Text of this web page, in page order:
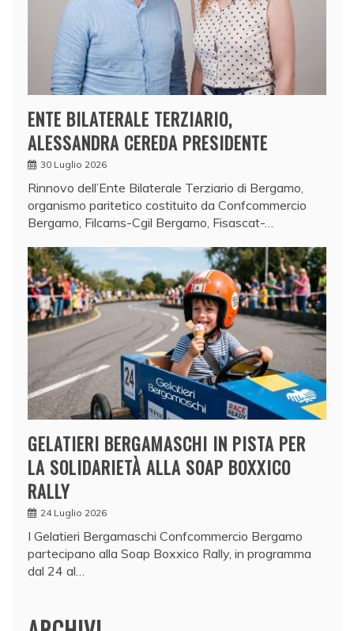
ENTE BILATERALE TERZIARIO,
ALESSANDRA CEREDA PRESIDENTE
30 Luglio 2026
Rinnovo dell’Ente Bilaterale Terziario di Bergamo,
organismo paritetico costituito da Confcommercio
Bergamo, Filcams-Cgil Bergamo, Fisascat-…
GELATIERI BERGAMASCHI IN PISTA PER
LA SOLIDARIETÀ ALLA SOAP BOXXICO
RALLY
24 Luglio 2026
I Gelatieri Bergamaschi Confcommercio Bergamo
partecipano alla Soap Boxxico Rally, in programma
dal 24 al…